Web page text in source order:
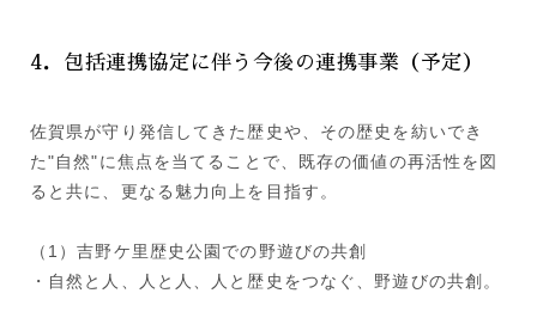
4．包括連携協定に伴う今後の連携事業（予定）
佐賀県が守り発信してきた歴史や、その歴史を紡いでき
た"自然"に焦点を当てることで、既存の価値の再活性を図
ると共に、更なる魅力向上を目指す。
（1）吉野ケ里歴史公園での野遊び​の共創
・自然と人、人と人、人と歴史をつなぐ、野遊びの共創。